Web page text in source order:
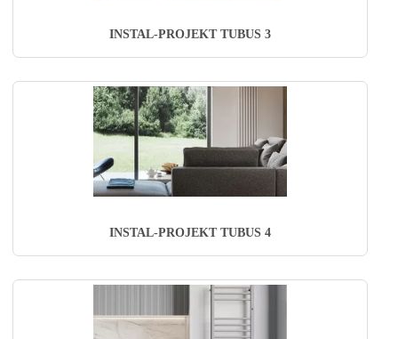
INSTAL-PROJEKT TUBUS 3
INSTAL-PROJEKT TUBUS 4